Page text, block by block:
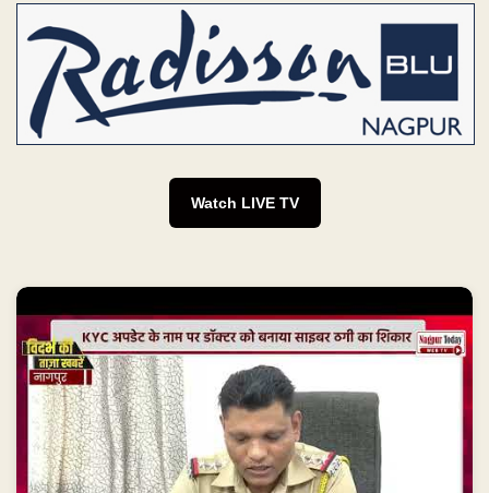
Watch LIVE TV